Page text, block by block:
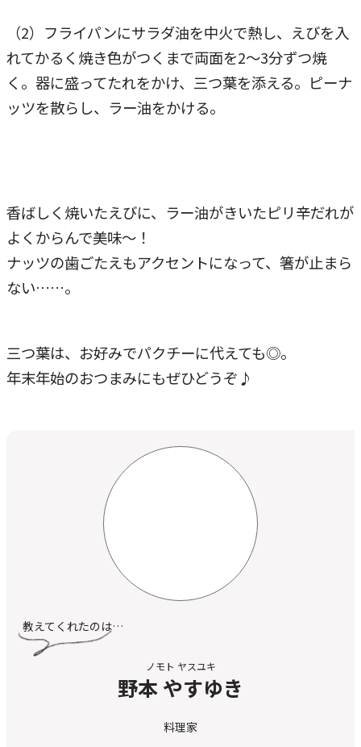
（2）フライパンにサラダ油を中火で熱し、えびを入
れてかるく焼き色がつくまで両面を2～3分ずつ焼
く。器に盛ってたれをかけ、三つ葉を添える。ピーナ
ッツを散らし、ラー油をかける。
香ばしく焼いたえびに、ラー油がきいたピリ辛だれが
よくからんで美味～！
ナッツの歯ごたえもアクセントになって、箸が止まら
ない……。
三つ葉は、お好みでパクチーに代えても◎。
年末年始のおつまみにもぜひどうぞ♪
教えてくれたのは…
野本 やすゆき
ノモト ヤスユキ
料理家